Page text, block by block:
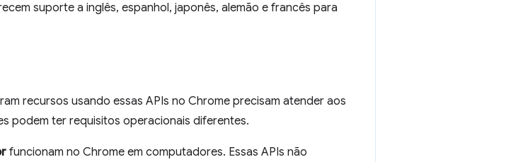
suporte a inglês, espanhol, japonês, alemão e francês para
recursos usando essas APIs no Chrome precisam atender aos
podem ter requisitos operacionais diferentes.
funcionam no Chrome em computadores. Essas APIs não